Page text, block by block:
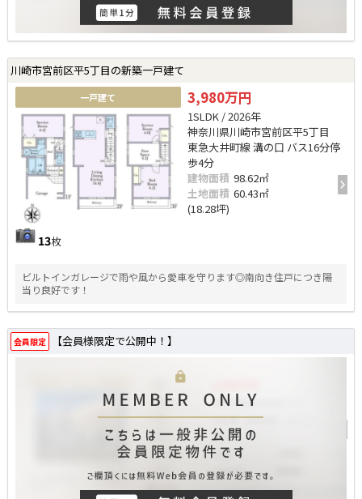
川崎市宮前区平5丁目の新築一戸建て
一戸建て
13枚
3,980万円
1SLDK / 2026年
神奈川県川崎市宮前区平5丁目
東急大井町線 溝の口 バス16分停
歩4分
建物面積 98.62㎡
土地面積 60.43㎡
(18.28坪)
ビルトインガレージで雨や風から愛車を守ります◎南向き住戸につき陽
当り良好です！
会員限定 【会員様限定で公開中！】